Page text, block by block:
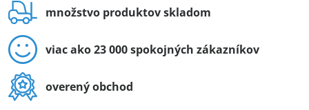
množstvo produktov skladom
viac ako 23 000 spokojných zákazníkov
overený obchod